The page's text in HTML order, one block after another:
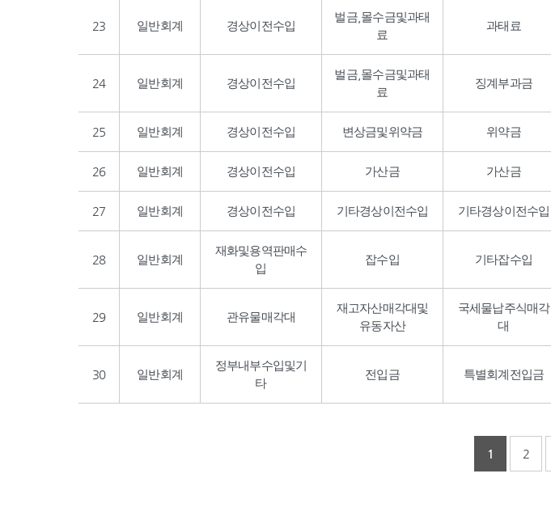
23 일반회계 경상이전수입
벌금,몰수금및과태
료
과태료
24 일반회계 경상이전수입
벌금,몰수금및과태
료
징계부과금
25 일반회계 경상이전수입 변상금및위약금 위약금
26 일반회계 경상이전수입 가산금 가산금
27 일반회계 경상이전수입 기타경상이전수입 기타경상이전수입
28 일반회계
재화및용역판매수
입
잡수입 기타잡수입
29 일반회계 관유물매각대
재고자산매각대및
유동자산
국세물납주식매각
대
30 일반회계
정부내부수입및기
타
전입금 특별회계전입금
1 2